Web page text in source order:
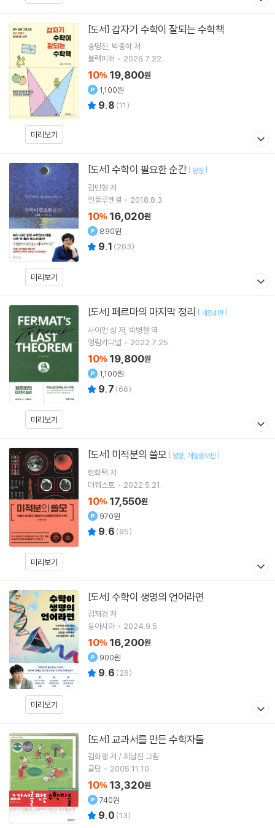
미리보기
[도서] 갑자기 수학이 잘되는 수학책
송명진 박종하저
블랙피쉬
2026.7.22.
10% 19,800원
1,100원
9.8 (11)
미리보기
[도서] 수학이 필요한 순간 [ 양장]
김민형 저
인플루엔셜
2018.8.3.
10% 16,020원
890원
9.1 (263)
미리보기
[도서] 페르마의 마지막 정리 [개정4판]
사이먼 싱 저 박병철 역
영림카디널
2022.7.25.
10% 19,800원
1,100원
9.7 (66)
미리보기
[도서] 미적분의 쓸모 [ 양장 개정증보판]
한화택 저
더퀘스트
2022.5.21.
10% 17,550원
970원
9.6 (95)
미리보기
[도서] 수학이 생명의 언어라면
김재경 저
동아시아
2024.9.5.
10% 16,200원
900원
9.6 (26)
[도서] 교과서를 만든 수학자들
김화영 저 / 최남진 그림
글담
2005.11.10.
10% 13,320원
740원
9.0 (13)